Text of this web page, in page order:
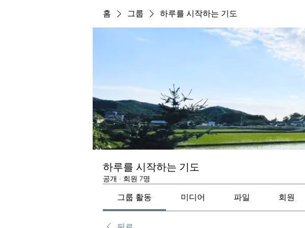
홈 그룹 하루를 시작하는 기도
하루를 시작하는 기도
공개 · 회원 7명
그룹 활동 미디어 파일 회원